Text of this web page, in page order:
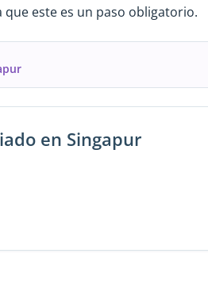
este es un paso obligatorio.
en Singapur